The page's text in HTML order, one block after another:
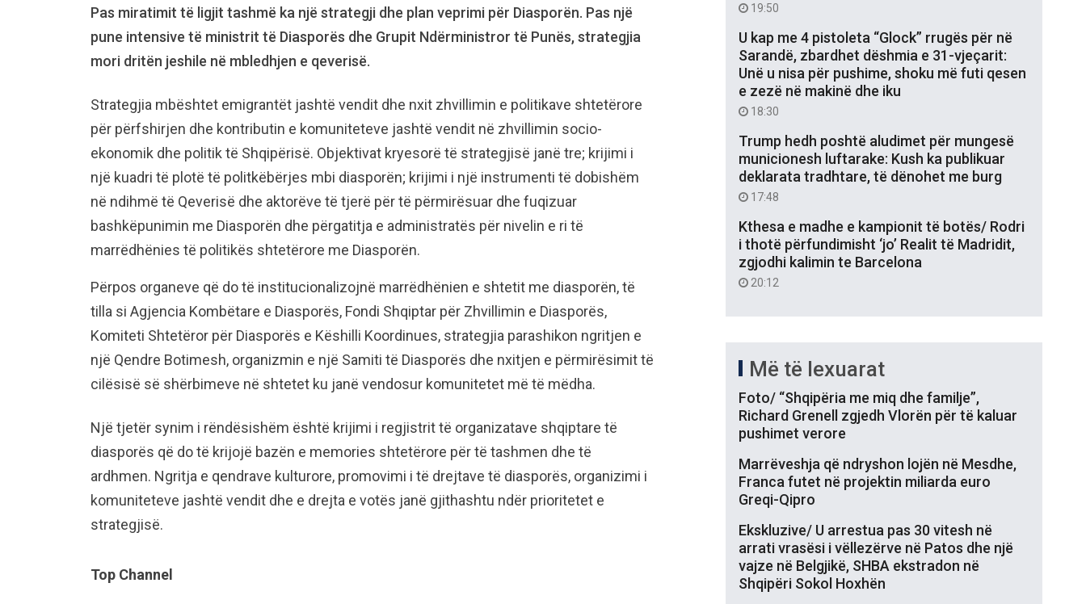
Pas miratimit të ligjit tashmë ka një strategji dhe plan veprimi për Diasporën. Pas një
pune intensive të ministrit të Diasporës dhe Grupit Ndërministror të Punës, strategjia
mori dritën jeshile në mbledhjen e qeverisë.
Strategjia mbështet emigrantët jashtë vendit dhe nxit zhvillimin e politikave shtetërore
për përfshirjen dhe kontributin e komuniteteve jashtë vendit në zhvillimin socio-
ekonomik dhe politik të Shqipërisë. Objektivat kryesorë të strategjisë janë tre; krijimi i
një kuadri të plotë të politkëbërjes mbi diasporën; krijimi i një instrumenti të dobishëm
në ndihmë të Qeverisë dhe aktorëve të tjerë për të përmirësuar dhe fuqizuar
bashkëpunimin me Diasporën dhe përgatitja e administratës për nivelin e ri të
marrëdhënies të politikës shtetërore me Diasporën.
Përpos organeve që do të institucionalizojnë marrëdhënien e shtetit me diasporën, të
tilla si Agjencia Kombëtare e Diasporës, Fondi Shqiptar për Zhvillimin e Diasporës,
Komiteti Shtetëror për Diasporës e Këshilli Koordinues, strategjia parashikon ngritjen e
një Qendre Botimesh, organizmin e një Samiti të Diasporës dhe nxitjen e përmirësimit të
cilësisë së shërbimeve në shtetet ku janë vendosur komunitetet më të mëdha.
Një tjetër synim i rëndësishëm është krijimi i regjistrit të organizatave shqiptare të
diasporës që do të krijojë bazën e memories shtetërore për të tashmen dhe të
ardhmen. Ngritja e qendrave kulturore, promovimi i të drejtave të diasporës, organizimi i
komuniteteve jashtë vendit dhe e drejta e votës janë gjithashtu ndër prioritetet e
strategjisë.
Top Channel
19:50
U kap me 4 pistoleta “Glock” rrugës për në
Sarandë, zbardhet dëshmia e 31-vjeçarit:
Unë u nisa për pushime, shoku më futi qesen
e zezë në makinë dhe iku
18:30
Trump hedh poshtë aludimet për mungesë
municionesh luftarake: Kush ka publikuar
deklarata tradhtare, të dënohet me burg
17:48
Kthesa e madhe e kampionit të botës/ Rodri
i thotë përfundimisht ‘jo’ Realit të Madridit,
zgjodhi kalimin te Barcelona
20:12
Më të lexuarat
Foto/ “Shqipëria me miq dhe familje”,
Richard Grenell zgjedh Vlorën për të kaluar
pushimet verore
Marrëveshja që ndryshon lojën në Mesdhe,
Franca futet në projektin miliarda euro
Greqi-Qipro
Ekskluzive/ U arrestua pas 30 vitesh në
arrati vrasësi i vëllezërve në Patos dhe një
vajze në Belgjikë, SHBA ekstradon në
Shqipëri Sokol Hoxhën